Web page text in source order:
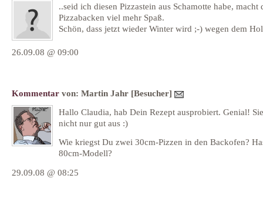
..seid ich diesen Pizzastein aus Schamotte habe, macht
Pizzabacken viel mehr Spaß.
Schön, dass jetzt wieder Winter wird ;-) wegen dem
26.09.08 @ 09:00
Kommentar von: Martin Jahr [Besucher]
Hallo Claudia, hab Dein Rezept ausprobiert. Genial!
nicht nur gut aus :)
Wie kriegst Du zwei 30cm-Pizzen in den Backofen?
80cm-Modell?
29.09.08 @ 08:25